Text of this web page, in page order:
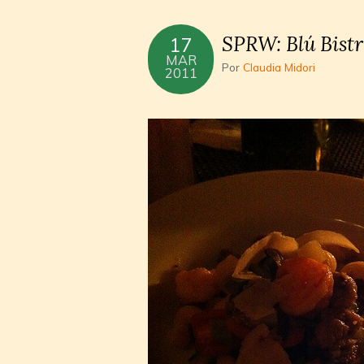
17
MAR
2011
SPRW: Blú
Por Claudia Midori